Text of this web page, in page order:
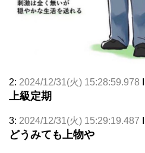
2: 2024/12/31(火) 15:28:59.978
上級定期
3: 2024/12/31(火) 15:29:19.487
どうみても上物や